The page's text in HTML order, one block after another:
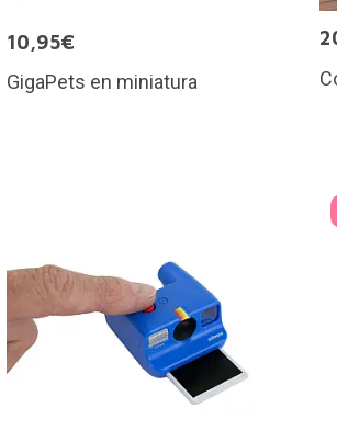
10,95€
GigaPets en miniatura